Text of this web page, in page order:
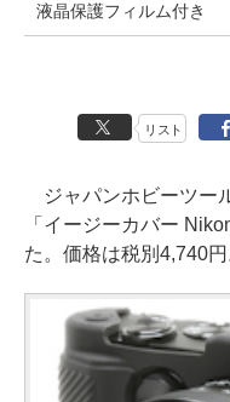
液晶保護フィルム付き
リスト
ジャパンホビーツー
「イージーカバー
た。価格は税別4,740